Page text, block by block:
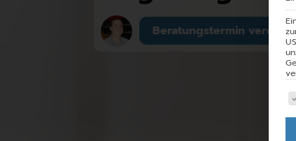
Beratungstermin